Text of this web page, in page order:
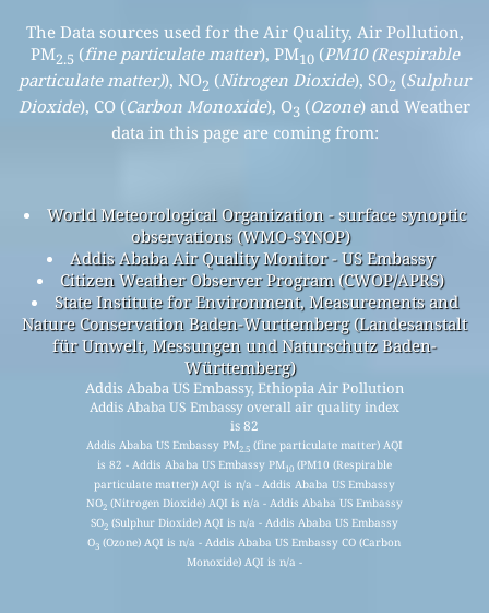
The Data sources used for the Air Quality, Air Pollution,
PM2.5 (fine particulate matter), PM10(PM10 (Respirable
particulate matter)), NO2 (Nitrogen Dioxide), SO2 (Sulphur
Dioxide), CO (Carbon Monoxide), O3 (Ozone) and Weather
data in this page are coming from:
World Meteorological Organization - surface synoptic
observations (WMO-SYNOP)
Addis Ababa Air Quality Monitor - US Embassy
Citizen Weather Observer Program (CWOP/APRS)
State Institute for Environment, Measurements and
Nature Conservation Baden-Wurttemberg (Landesanstalt
für Umwelt, Messungen und Naturschutz Baden-
Württemberg)
Addis Ababa US Embassy, Ethiopia Air Pollution
Addis Ababa US Embassy overall air quality index
is 82
Addis Ababa US Embassy PM2.5(fine particulate matter) AQI
is 82 - Addis Ababa US Embassy PM10(PM10 (Respirable
particulate matter)) AQI is n/a - Addis Ababa US Embassy
NO2(Nitrogen Dioxide) AQI is n/a - Addis Ababa US Embassy
SO2(Sulphur Dioxide) AQI is n/a - Addis Ababa US Embassy
O3 (Ozone) AQI is n/a - Addis Ababa US Embassy CO (Carbon
Monoxide) AQI is n/a -